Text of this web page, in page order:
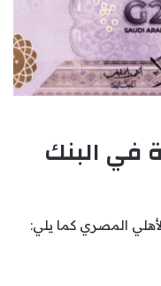
في البنك
المصري كما يلي: